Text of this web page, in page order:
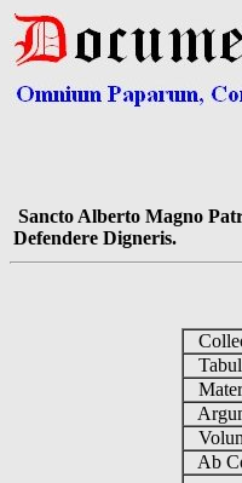
Sancto Alberto Magno
Defendere Digneris.
Ab